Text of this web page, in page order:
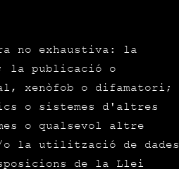
no exhaustiva: la
la publicació o
xenòfob o difamatori;
o sistemes d'altres
o qualsevol altre
la utilització de dades
de la Llei